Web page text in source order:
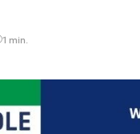
1 min.